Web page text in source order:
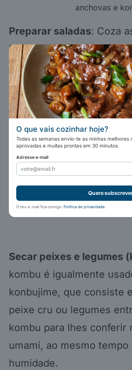
anchovas e
Preparar saladas: Coza
kombu em água durante
hora, corte-as em
envolva-as na salada.
Secar peixes e legumes
kombu é igualmente
konbujime, que consiste
peixe cru ou legumes
kombu para lhes conferir
umami, ao mesmo
humidade.
O que vais cozinhar hoje?
Todas as semanas envio-te as minhas melhores
aprovadas e muitas prontas em 30 minutos.
Adresse e-mail
Quero
O teu e-mail fica comigo. Política de privacidade.